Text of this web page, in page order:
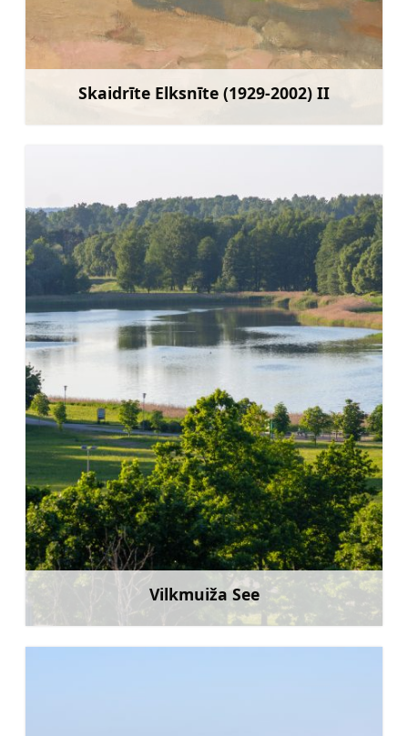
Skaidrīte Elksnīte (1929-2002) II
Vilkmuiža See
Mehr